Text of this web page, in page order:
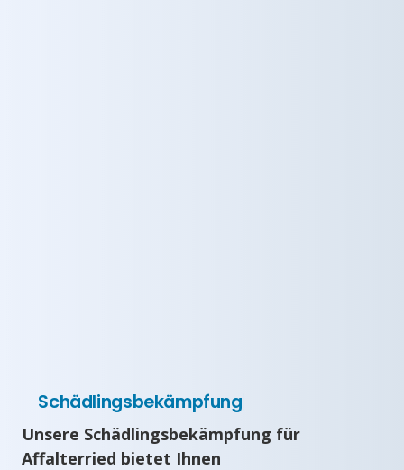
Schädlingsbekämpfung
Unsere Schädlingsbekämpfung für
Affalterried bietet Ihnen